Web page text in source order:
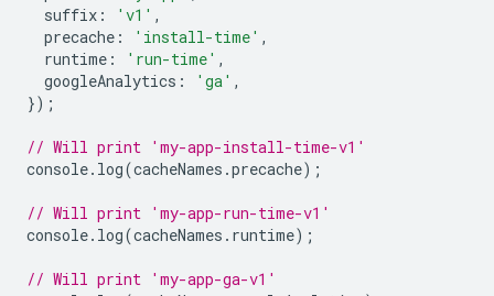
suffix : 'v1' ,
precache : 'install-time' ,
runtime : 'run-time' ,
googleAnalytics : 'ga' ,
});
// Will print 'my-app-install-time-v1'
console. log(cacheNames .precache);
// Will print 'my-app-run-time-v1'
console. log(cacheNames . runtime);
// Will print 'my-app-ga-v1'